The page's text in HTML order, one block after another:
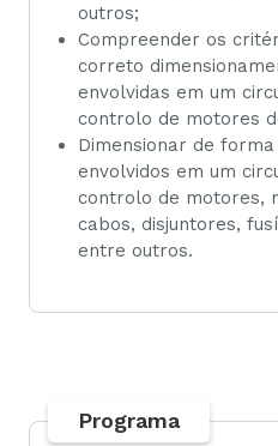
outros;
Compreender os
correto
envolvidas em um
controlo de motores
Dimensionar de
envolvidos em um
controlo de motores,
cabos, disjuntores,
entre outros.
Programa